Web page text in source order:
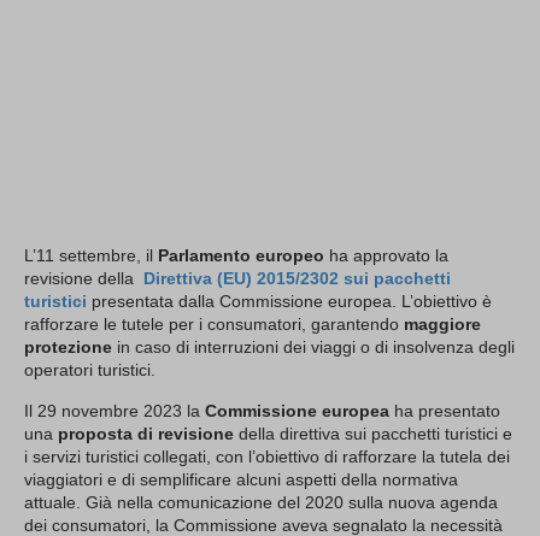
L’11 settembre, il Parlamento europeo ha approvato la
revisione della Direttiva (EU) 2015/2302 sui pacchetti
turistici presentata dalla Commissione europea. L’obiettivo è
rafforzare le tutele per i consumatori, garantendo maggiore
protezione in caso di interruzioni dei viaggi o di insolvenza degli
operatori turistici.
Il 29 novembre 2023 la Commissione europea ha presentato
una proposta di revisione della direttiva sui pacchetti turistici e
i servizi turistici collegati, con l’obiettivo di rafforzare la tutela dei
viaggiatori e di semplificare alcuni aspetti della normativa
attuale. Già nella comunicazione del 2020 sulla nuova agenda
dei consumatori, la Commissione aveva segnalato la necessità